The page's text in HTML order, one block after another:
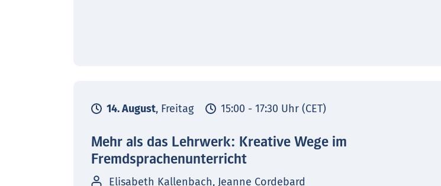
14. August, Freitag 15:00 - 17:30 Uhr (CET)
Mehr als das Lehrwerk: Kreative Wege im
Fremdsprachenunterricht
Elisabeth Kallenbach, Jeanne Cordebard